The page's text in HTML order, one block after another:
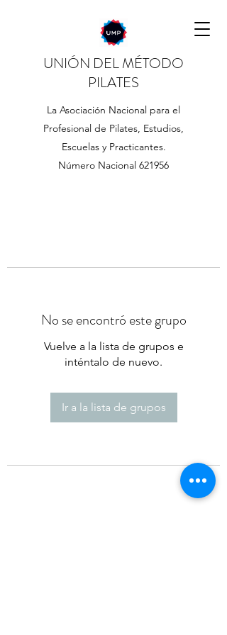
UNIÓN DEL MÉTODO
PILATES
La Asociación Nacional para el
Profesional de Pilates, Estudios,
Escuelas y Practicantes.
Número Nacional 621956
No se encontró este grupo
Vuelve a la lista de grupos e
inténtalo de nuevo.
Ir a la lista de grupos